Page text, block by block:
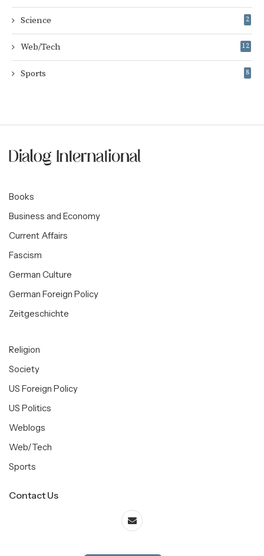
Science 2
Web/Tech 12
Sports 8
Books
Business and Economy
Current Affairs
Fascism
German Culture
German Foreign Policy
Zeitgeschichte
Religion
Society
US Foreign Policy
US Politics
Weblogs
Web/Tech
Sports
Contact Us